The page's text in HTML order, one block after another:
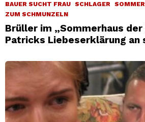
BAUER SUCHT FRAU SCHLAGER
ZUM SCHMUNZELN
Brüller im „Sommerhaus
Patricks Liebeserklärung an